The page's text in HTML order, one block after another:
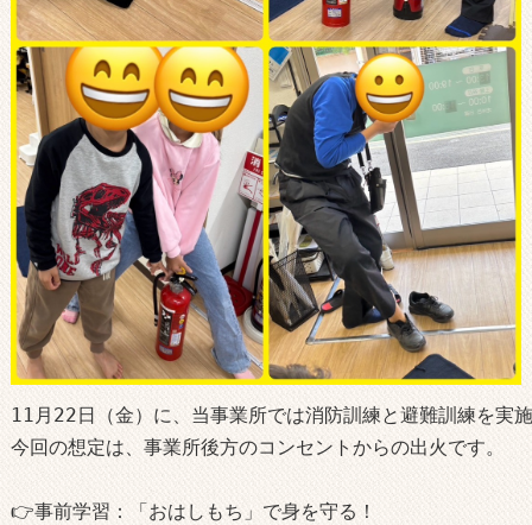
11月22日（金）に、当事業所では消防訓練と避難訓練を実
今回の想定は、事業所後方のコンセントからの出火です。
👉事前学習：「おはしもち」で身を守る！